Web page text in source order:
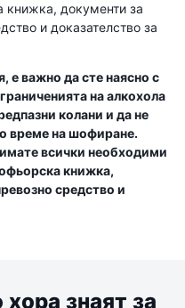
книжка, документи за
и доказателство за
е важно да сте наясно с
на алкохола
колани и да не
време на шофиране.
всички необходими
книжка,
средство и
знаят за